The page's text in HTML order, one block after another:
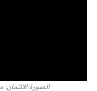
الصورة الائتمان: